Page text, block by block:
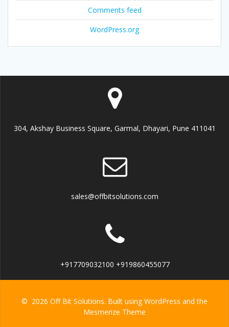
Comments feed
WordPress.org
304, Akshay Business Square, Garmal, Dhayari, Pune 411041
sales@offbitsolutions.com
+917709032100 +919860455077
© 2026 Off Bit Solutions. Built using WordPress and the
Mesmerize Theme